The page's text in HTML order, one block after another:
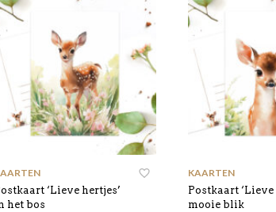
‘Lieve hertjes’
het bos
KAARTEN
Postkaart ‘Lieve
mooie blik